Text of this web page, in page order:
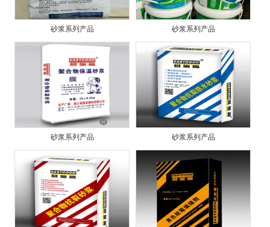
砂浆系列产品 砂浆系列产品
砂浆系列产品 砂浆系列产品